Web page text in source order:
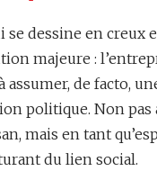
se dessine en creux
majeure :
assumer, de facto,
politique. Non pas
mais en tant
du lien social.